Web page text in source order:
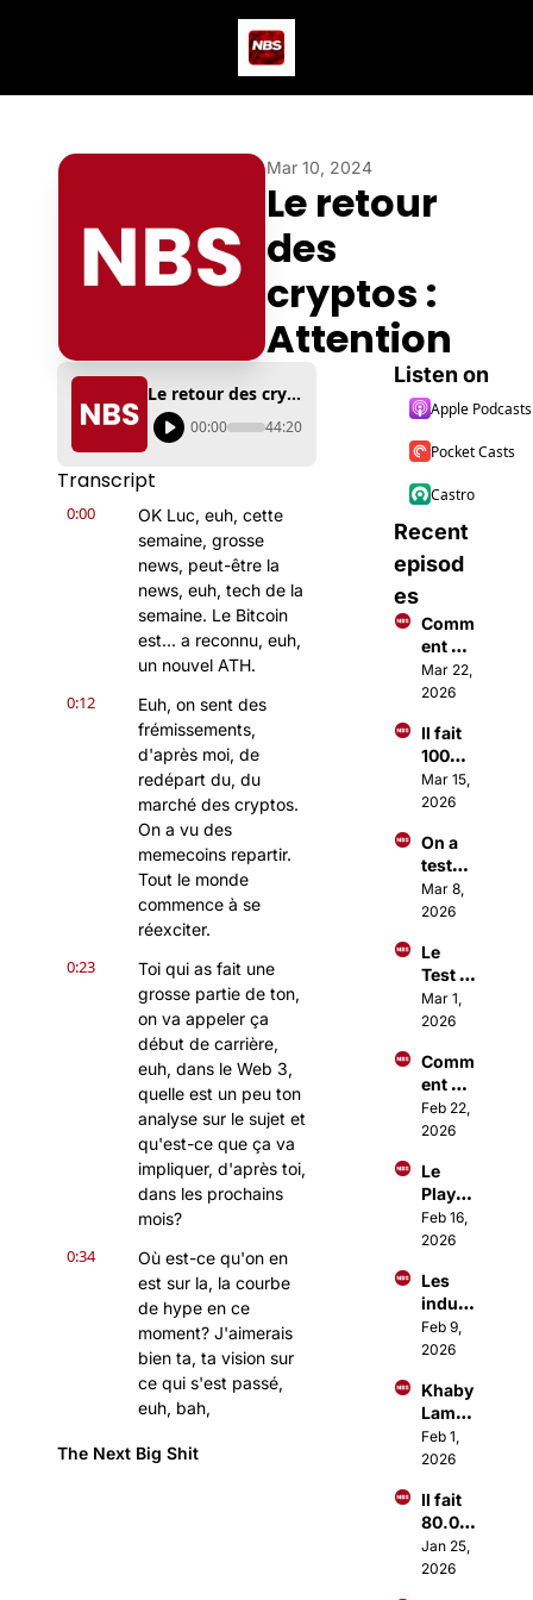
Mar 10, 2024
Le retour
des
cryptos :
Attention
Le retour des cryptos : Attention
00:00 44:20
Transcript
0:00
OK Luc, euh, cette
semaine, grosse
news, peut-être la
news, euh, tech de la
semaine. Le Bitcoin
est... a reconnu, euh,
un nouvel ATH.
0:12
Euh, on sent des
frémissements,
d'après moi, de
redépart du, du
marché des cryptos.
On a vu des
memecoins repartir.
Tout le monde
commence à se
réexciter.
0:23
Toi qui as fait une
grosse partie de ton,
on va appeler ça
début de carrière,
euh, dans le Web 3,
quelle est un peu ton
analyse sur le sujet et
qu'est-ce que ça va
impliquer, d'après toi,
dans les prochains
mois?
0:34
Où est-ce qu'on en
est sur la, la courbe
de hype en ce
moment? J'aimerais
bien ta, ta vision sur
ce qui s'est passé,
euh, bah,
semaine et d'après
The Next Big Shit
Listen on
Apple Podcasts
Pocket Casts
Castro
Recent
episod
es
Comm
ent
faire
des €
avec
Open
Claw ?
Mar 22,
2026
Il fait
100M$
à 18
ans
à une
applic
ation
Mar 15,
2026
On a
testé
Open
Claw
totale
ment
fou)
Mar 8,
2026
Le
Test
Sangu
in
tout
Paris
parle
Mar 1,
2026
Comm
ent
Investi
r
e les
1% ?
Feb 22,
2026
Le
Playb
ook
d'Ous
Amma
r pour
lancer
des
ess à
+1M€
Feb 16,
2026
Les
indust
ries
qui
décoll
er en
2026
Feb 9,
2026
Khaby
Lame
vend
sa
1Mds$
Feb 1,
2026
Il fait
80.00
0€/mo
is en
Jan 25,
2026